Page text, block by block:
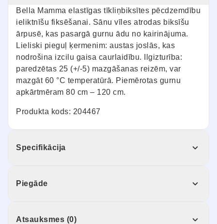
Bella Mamma elastīgas tīkliņbiksītes pēcdzemdību
ieliktnīšu fiksēšanai. Sānu vīles atrodas biksīšu
ārpusē, kas pasargā gurnu ādu no kairinājuma.
Lieliski pieguļ ķermenim: austas joslās, kas
nodrošina izcilu gaisa caurlaidību. Ilgizturība:
paredzētas 25 (+/-5) mazgāšanas reizēm, var
mazgāt 60 °C temperatūrā. Piemērotas gurnu
apkārtmēram 80 cm – 120 cm.
Produkta kods: 204467
Specifikācija
Piegāde
Atsauksmes (0)